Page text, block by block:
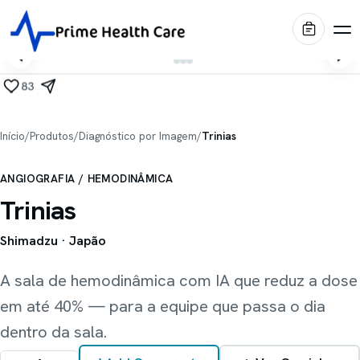
Centro Cirúrgico
Internação & Home Care
Conservação & Infraestrutura
Blue Health
Locação EaaS
Marcas
Shimadzu
Leitos hospitalares
Oqtis
Biotecno
Portfólio
Blog
Prime Intelligence
83
Início/Produtos/Diagnóstico por Imagem/Trinias
ANGIOGRAFIA / HEMODINÂMICA
Trinias
Shimadzu · Japão
A sala de hemodinâmica com IA que reduz a dose
em até 40% — para a equipe que passa o dia
dentro da sala.